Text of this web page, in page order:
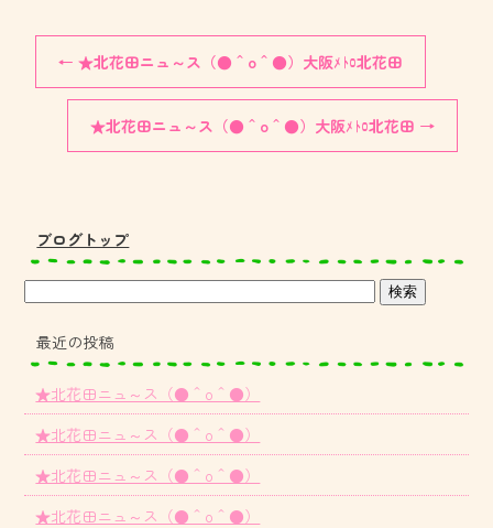
← ★北花田ニュ～ス（●＾o＾●）大阪ﾒﾄﾛ北花田
★北花田ニュ～ス（●＾o＾●）大阪ﾒﾄﾛ北花田 →
ブログトップ
最近の投稿
★北花田ニュ～ス（●＾o＾●）
★北花田ニュ～ス（●＾o＾●）
★北花田ニュ～ス（●＾o＾●）
★北花田ニュ～ス（●＾o＾●）